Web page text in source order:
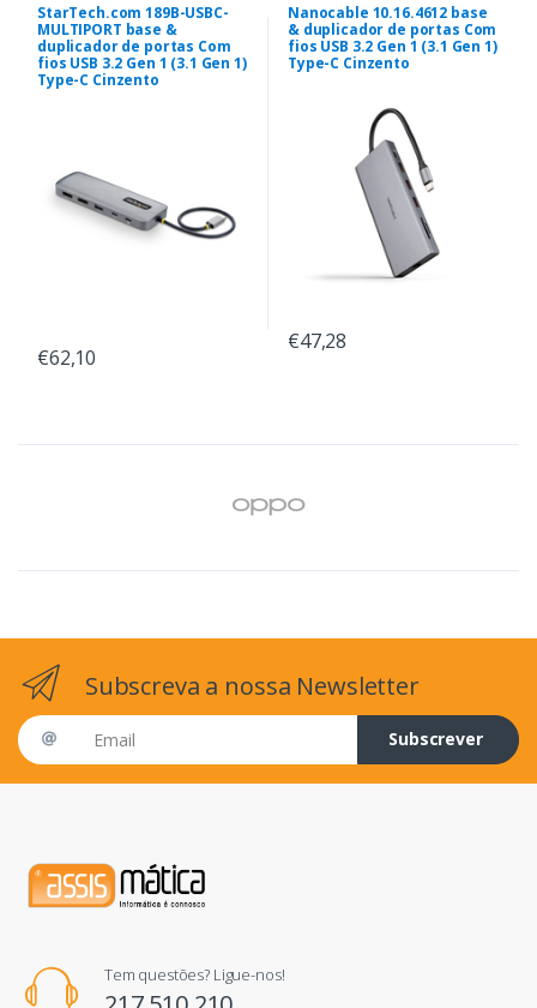
StarTech.com 189B-USBC-
MULTIPORT base &
duplicador de portas Com
fios USB 3.2 Gen 1 (3.1 Gen 1)
Type-C Cinzento
€62,10
Nanocable 10.16.4612 base
& duplicador de portas Com
fios USB 3.2 Gen 1 (3.1 Gen 1)
Type-C Cinzento
€47,28
Subscreva a nossa Newsletter
Email address
Subscrever
Tem questões? Ligue-nos!